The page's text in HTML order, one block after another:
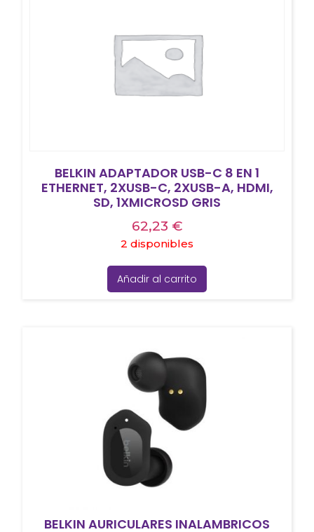
BELKIN ADAPTADOR USB-C 8 EN 1
ETHERNET, 2XUSB-C, 2XUSB-A, HDMI,
SD, 1XMICROSD GRIS
62,23 €
2 disponibles
Añadir al carrito
BELKIN AURICULARES INALAMBRICOS